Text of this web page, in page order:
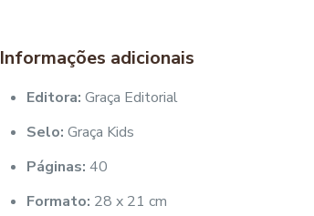
Informações adicionais
Editora: Graça Editorial
Selo:Graça Kids
Páginas:40
Formato: 28 x 21 cm